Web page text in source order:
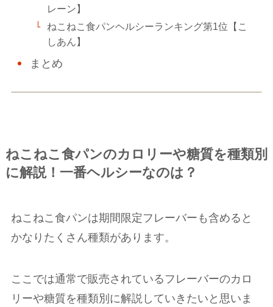
レーン】
ねこねこ食パンヘルシーランキング第1位【こ
しあん】
まとめ
ねこねこ食パンのカロリーや糖質を種類別
に解説！一番ヘルシーなのは？
ねこねこ食パンは期間限定フレーバーも含めると
かなりたくさん種類があります。
ここでは通常で販売されているフレーバーのカロ
リーや糖質を種類別に解説していきたいと思いま